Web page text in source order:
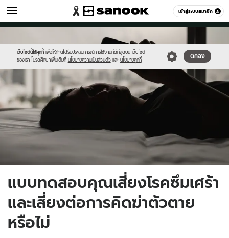
เข้าสู่ระบบสมาชิก
สุขภาพ หมวดอื่นๆ
เว็บไซต์นี้ใช้คุกกี้ เพื่อให้ท่านได้รับประสบการณ์การใช้งานที่ดีที่สุดบน เว็บไซต์
ของเรา โปรดศึกษาเพิ่มเติมที่ นโยบายความเป็นส่วนตัว และ นโยบายคุกกี้
ตกลง
new-
sanook.png
แบบทดสอบคุณเสี่ยงโรคซึมเศร้า
และเสี่ยงต่อการคิดฆ่าตัวตาย
หรือไม่